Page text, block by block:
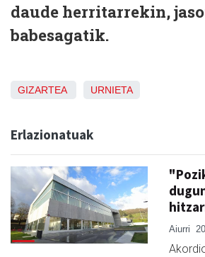
daude herritarrekin,
babesagatik.
GIZARTEA URNIETA
Erlazionatuak
Aiurri